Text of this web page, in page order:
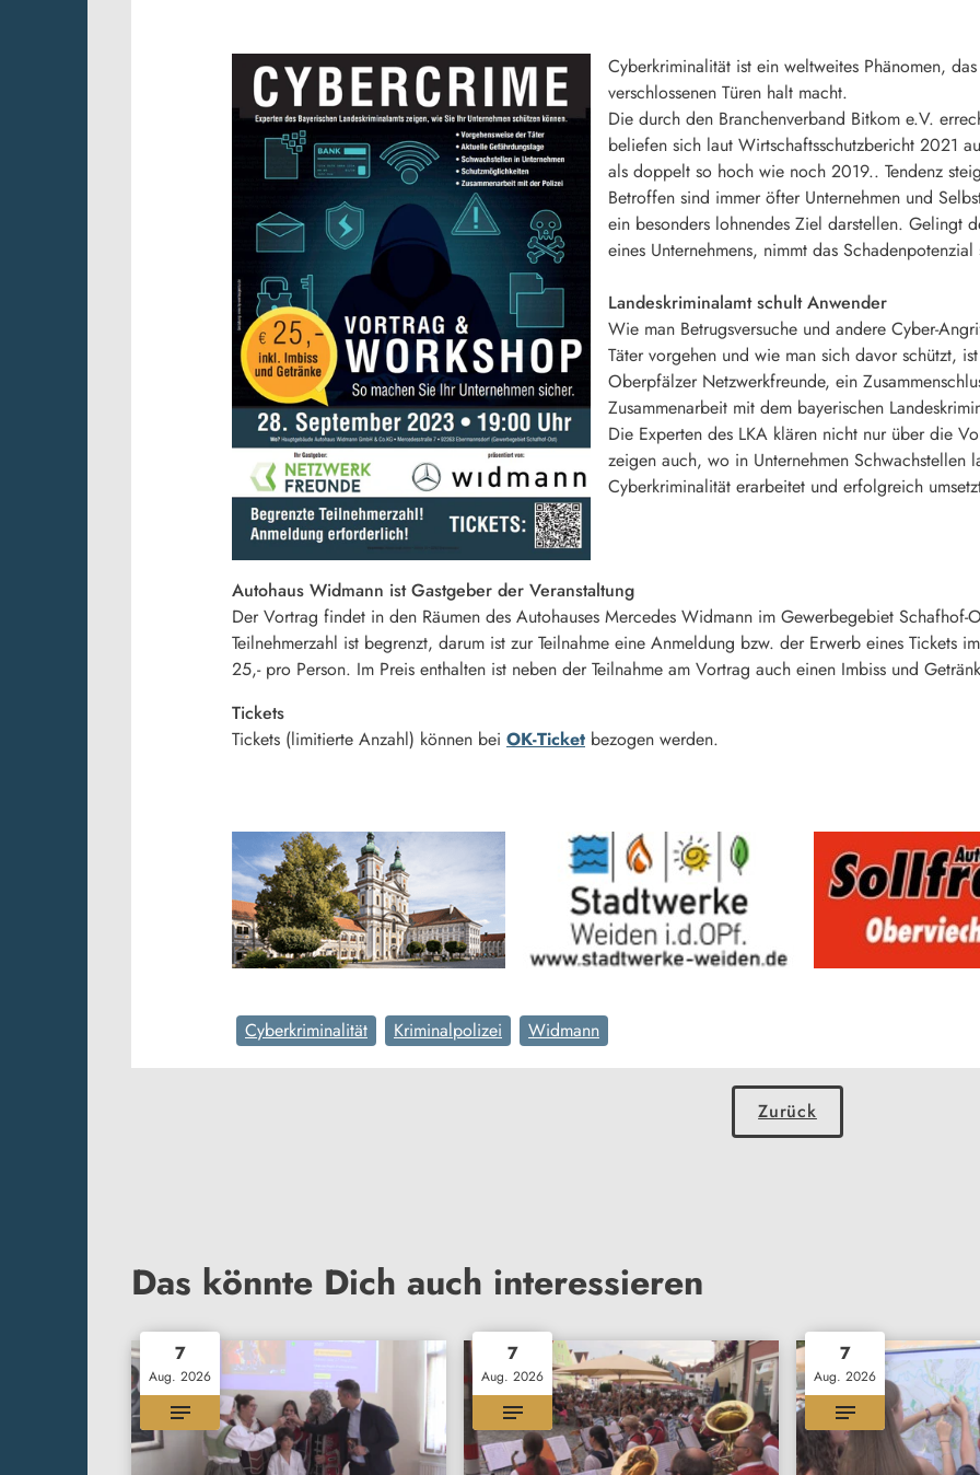
Cyberkriminalität ist ein weltweites Phänomen,
verschlossenen Türen halt macht.
Die durch den Branchenverband Bitkom e.V.
beliefen sich laut Wirtschaftsschutzbericht 2021
als doppelt so hoch wie noch 2019.. Tendenz
Betroffen sind immer öfter Unternehmen und
ein besonders lohnendes Ziel darstellen. Gelingt
eines Unternehmens, nimmt das
Landeskriminalamt schult Anwender
Wie man Betrugsversuche und andere Cyber-
Täter vorgehen und wie man sich davor schützt,
Oberpfälzer Netzwerkfreunde, ein
Zusammenarbeit mit dem bayerischen
Die Experten des LKA klären nicht nur über die
zeigen auch, wo in Unternehmen Schwachstellen
Cyberkriminalität erarbeitet und erfolgreich
Autohaus Widmann ist Gastgeber der Veranstaltung
Der Vortrag findet in den Räumen des Autohauses Mercedes Widmann im Gewerbegebiet
Teilnehmerzahl ist begrenzt, darum ist zur Teilnahme eine Anmeldung bzw. der Erwerb eines Tickets
25,- pro Person. Im Preis enthalten ist neben der Teilnahme am Vortrag auch einen Imbiss und
Tickets
Tickets (limitierte Anzahl) können bei OK-Ticket bezogen werden.
Cyberkriminalität Kriminalpolizei Widmann
Zurück
Das könnte Dich auch interessieren
7
Aug. 2026
7
Aug. 2026
7
Aug. 2026